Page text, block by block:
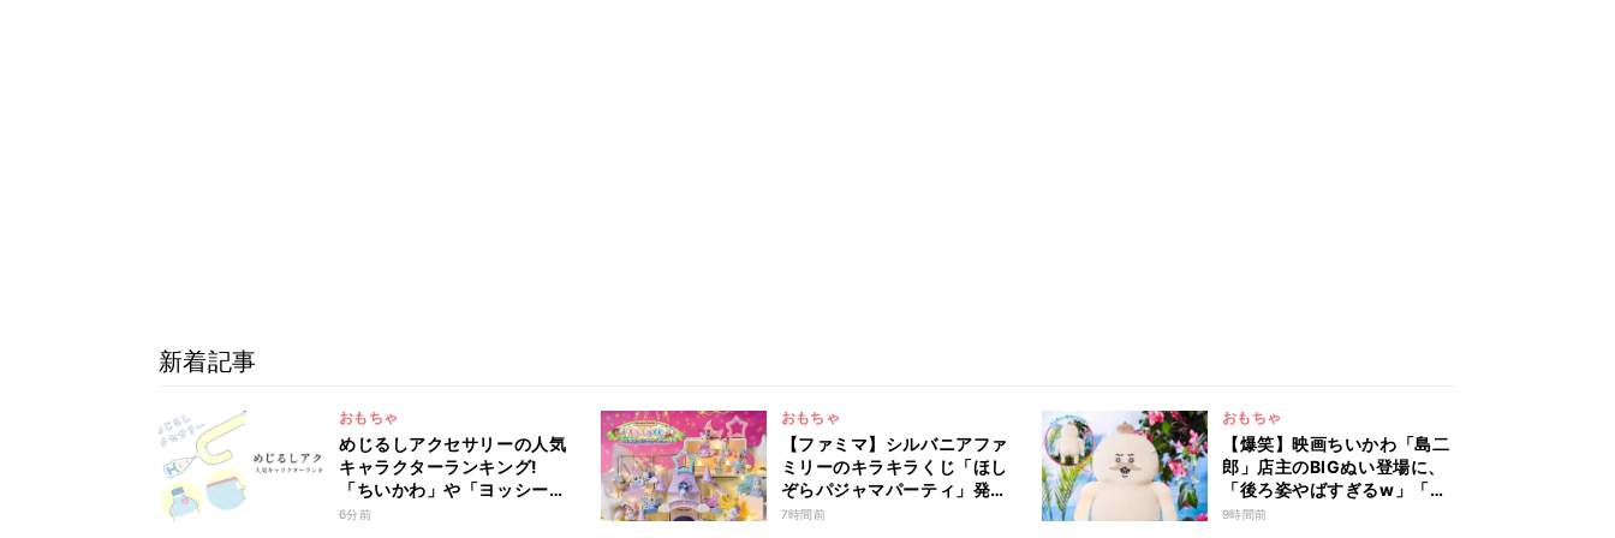
新着記事
おもちゃ
めじるしアクセサリーの人気
キャラクターランキング!
「ちいかわ」や「ヨッシー」
は何位?
6分前
おもちゃ
【ファミマ】シルバニアファ
ミリーのキラキラくじ「ほし
ぞらパジャマパーティ」発売!
A賞からラストチャンス賞ま
7時間前
おもちゃ
【爆笑】映画ちいかわ「島二
郎」店主のBIGぬい登場に、
「後ろ姿やばすぎるw」「抱
っこして寝たい!!!!!」の声
9時間前